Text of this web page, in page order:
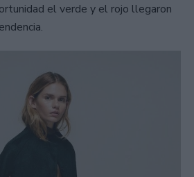
el verde y el rojo llegaron